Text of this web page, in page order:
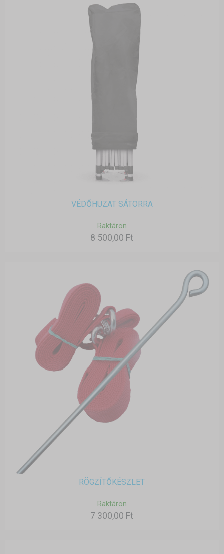
VÉDŐHUZAT SÁTORRA
Raktáron
8 500,00 Ft
RÖGZÍTŐKÉSZLET
Raktáron
7 300,00 Ft